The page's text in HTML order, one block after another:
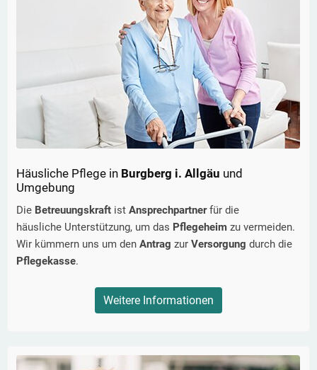
Häusliche Pflege in Burgberg i. Allgäu und
Umgebung
Die Betreuungskraft ist Ansprechpartnerfür die
häusliche Unterstützung, um das Pflegeheim zu vermeiden.
Wir kümmern uns um den Antrag zur Versorgung durch die
Pflegekasse.
Weitere Informationen